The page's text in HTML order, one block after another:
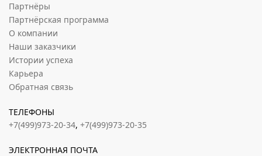
Партнёры
Партнёрская программа
О компании
Наши заказчики
Истории успеха
Карьера
Обратная связь
ТЕЛЕФОНЫ
+7(499)973-20-34, +7(499)973-20-35
ЭЛЕКТРОННАЯ ПОЧТА